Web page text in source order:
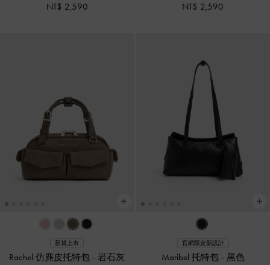
NT$ 2,590 NT$ 2,590
新貨上市
Rachel 仿麂皮托特包 -岩石灰
官網限定新設計
Maribel 托特包 - 黑色